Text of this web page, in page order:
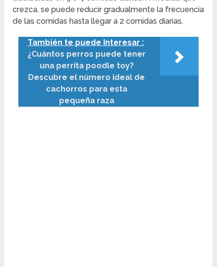
crezca, se puede reducir gradualmente la frecuencia
de las comidas hasta llegar a 2 comidas diarias.
También te puede Interesar :
¿Cuántos perros puede tener
una perrita poodle toy?
Descubre el número ideal de
cachorros para esta
pequeña raza